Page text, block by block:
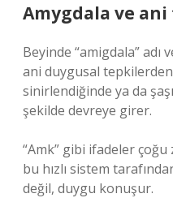
Amygdala ve
Beyinde “amigdala” adı
ani duygusal
sinirlendiğinde ya da
şekilde devreye girer.
“Amk” gibi ifadeler
bu hızlı sistem
değil, duygu konuşur.